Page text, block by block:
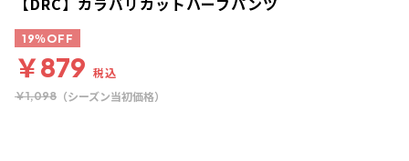
19％OFF
￥879 税込
￥1,098 （シーズン当初価格）